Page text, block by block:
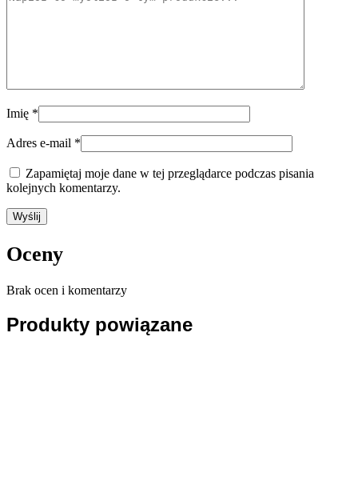
Imię *
Adres e-mail *
Zapamiętaj moje dane w tej przeglądarce podczas pisania
kolejnych komentarzy.
Oceny
Brak ocen i komentarzy
Produkty powiązane